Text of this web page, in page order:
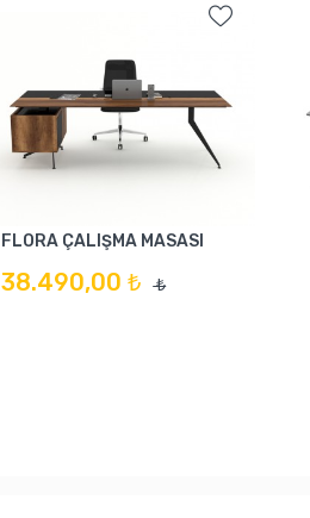
FLORA ÇALIŞMA MASASI
38.490,00 ₺ ₺